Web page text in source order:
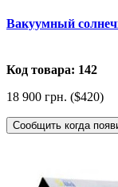
Вакуумный
Код товара: 142
18 900 грн. ($420)
Сообщить когда